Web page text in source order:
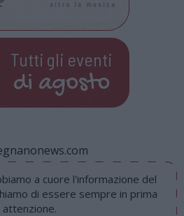
Tutti gli eventi
di agosto
a cuore l'informazione del
di essere sempre in prima